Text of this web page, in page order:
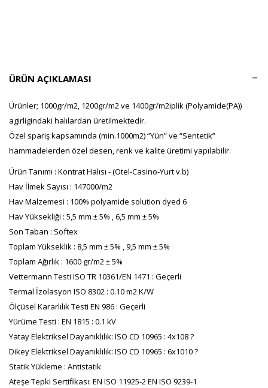
ÜRÜN AÇIKLAMASI
Ürünler; 1000gr/m2, 1200gr/m2 ve 1400gr/m2iplik (Polyamide(PA))
agirligindaki halılardan üretilmektedir.
Özel spariş kapsamında (min.1000m2) “Yün” ve “Sentetik”
hammadelerden özel desen, renk ve kalite üretimi yapılabilir.
Ürün Tanımı : Kontrat Halısı - (Otel-Casino-Yurt v.b)
Hav İlmek Sayısı : 147000/m2
Hav Malzemesi : 100% polyamide solution dyed 6
Hav Yüksekliği : 5,5 mm ± 5% , 6,5 mm ± 5%
Son Taban : Softex
Toplam Yükseklik : 8,5 mm ± 5% , 9,5 mm ± 5%
Toplam Ağırlık : 1600 gr/m2 ± 5%
Vettermann Testi ISO TR 10361/EN 1471 : Geçerli
Termal İzolasyon ISO 8302 : 0.10 m2 K/W
Ölçüsel Kararlılık Testi EN 986 : Geçerli
Yürüme Testi : EN 1815 : 0.1 kV
Yatay Elektriksel Dayanıklılık: ISO CD 10965 : 4x108 ?
Dikey Elektriksel Dayanıklılık: ISO CD 10965 : 6x1010 ?
Statik Yükleme : Antistatik
Ateşe Tepki Sertifikası: EN ISO 11925-2 EN ISO 9239-1